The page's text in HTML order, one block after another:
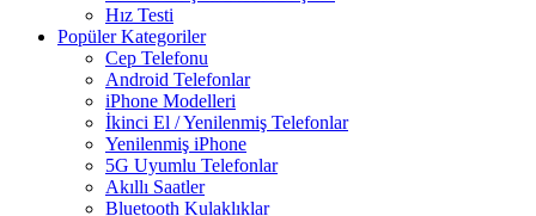
Hız Testi
Popüler Kategoriler
Cep Telefonu
Android Telefonlar
iPhone Modelleri
İkinci El / Yenilenmiş Telefonlar
Yenilenmiş iPhone
5G Uyumlu Telefonlar
Akıllı Saatler
Bluetooth Kulaklıklar